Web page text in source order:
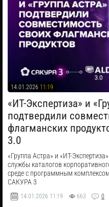
14.01.2026 11:19
«ИТ-Экспертиза» и
подтвердили
флагманских
3.0
«Группа Астра» и «ИТ-
службы каталогов
среде с программным
САКУРА 3
14.01.2026 11:19 663 0